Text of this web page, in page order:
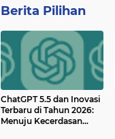
Berita Pilihan
ChatGPT 5.5 dan Inovasi
Terbaru di Tahun 2026:
Menuju Kecerdasan